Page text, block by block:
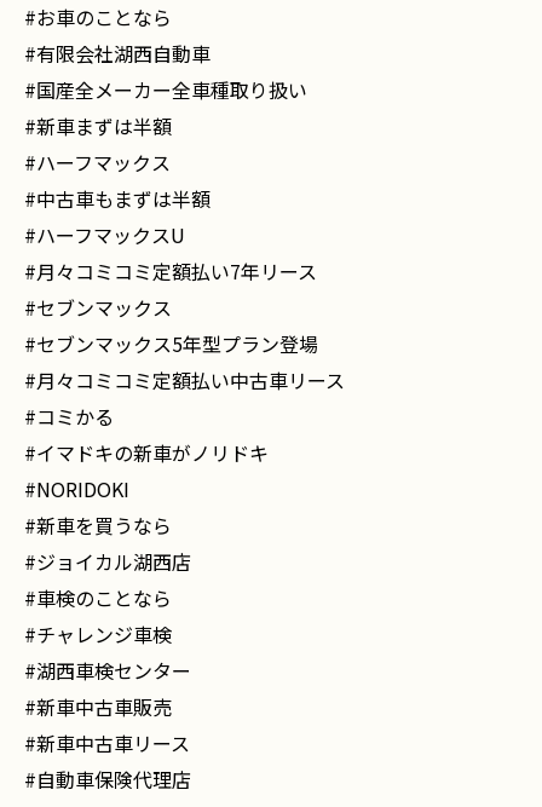
#お車のことなら
#有限会社湖西自動車
#国産全メーカー全車種取り扱い
#新車まずは半額
#ハーフマックス
#中古車もまずは半額
#ハーフマックスU
#月々コミコミ定額払い7年リース
#セブンマックス
#セブンマックス5年型プラン登場
#月々コミコミ定額払い中古車リース
#コミかる
#イマドキの新車がノリドキ
#NORIDOKI
#新車を買うなら
#ジョイカル湖西店
#車検のことなら
#チャレンジ車検
#湖西車検センター
#新車中古車販売
#新車中古車リース
#自動車保険代理店